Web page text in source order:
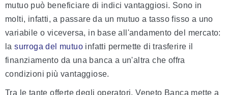
mutuo può beneficiare di indici vantaggiosi. Sono in
molti, infatti, a passare da un mutuo a tasso fisso a uno
variabile o viceversa, in base all'andamento del mercato:
lasurroga del mutuo infatti permette di trasferire il
finanziamento da una banca a un'altra che offra
condizioni più vantaggiose.
Tra le tante offerte degli operatori, Veneto Banca mette a